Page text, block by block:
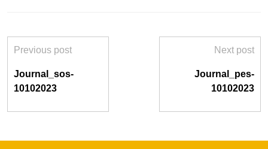
Previous post
Journal_sos-
10102023
Next post
Journal_pes-
10102023